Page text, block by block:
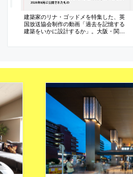
建築家のリナ・ゴッドメを特集した、英
国放送協会制作の動画「過去を記憶する
建築をいかに設計するか」。大阪・関西
しても知られる。2026年8月に公開された